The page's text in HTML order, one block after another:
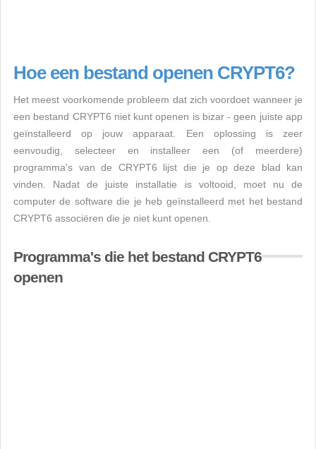
Hoe een bestand openen CRYPT6?
Het meest voorkomende probleem dat zich voordoet wanneer je
een bestand CRYPT6 niet kunt openen is bizar - geen juiste app
geïnstalleerd op jouw apparaat. Een oplossing is zeer
eenvoudig, selecteer en installeer een (of meerdere)
programma's van de CRYPT6 lijst die je op deze blad kan
vinden. Nadat de juiste installatie is voltooid, moet nu de
computer de software die je heb geïnstalleerd met het bestand
CRYPT6 associëren die je niet kunt openen.
Programma's die het bestand CRYPT6
openen